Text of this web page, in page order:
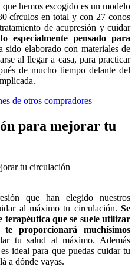
hemos escogido es un modelo
círculos en total y con 27 conos
de acupresión y cuidar
especialmente pensado para
sido elaborado con materiales de
al llegar a casa, para practicar
de mucho tiempo delante del
de otros compradores
para mejorar tu
que han elegido nuestros
al máximo tu circulación. Se
que se suele utilizar
proporcionará muchísimos
tu salud al máximo. Además
ideal para que puedas cuidar tu
a dónde vayas.